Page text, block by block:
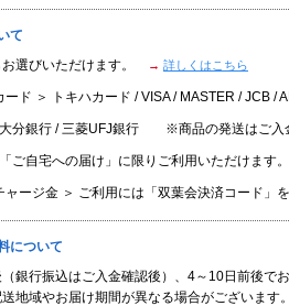
て
お選びいただけます。
→ 詳しくはこちら
ード ＞ トキハカード / VISA / MASTER / JCB /
大分銀行 / 三菱UFJ銀行 ※商品の発送はご入
ご自宅への届け」に限りご利用いただけます
ャージ金 ＞ ご利用には「双葉会決済コード」
について
銀行振込はご入金確認後）、4～10日前後でお
地域やお届け期間が異なる場合がございます。